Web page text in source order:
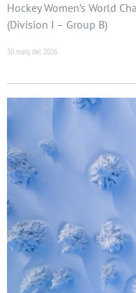
Hockey Women’s World
(Division I – Group B)
30 març del 2026